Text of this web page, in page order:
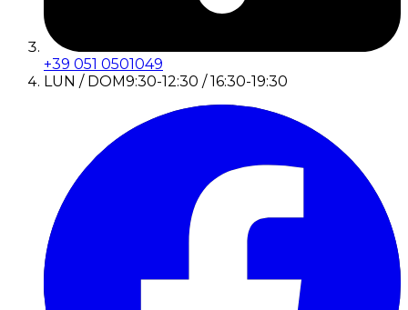
+39 051 0501049
LUN / DOM9:30-12:30 / 16:30-19:30